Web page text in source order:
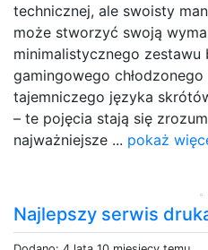
technicznej, ale swoisty
może stworzyć swoją
minimalistycznego
gamingowego
tajemniczego języka
– te pojęcia stają się
najważniejsze ... pokaż
Najlepszy serwis